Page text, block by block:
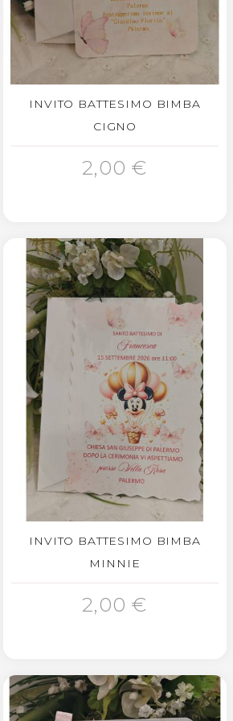
AGGIUNGI AL CARRELLO
INVITO BATTESIMO BIMBA
CIGNO
2,00 €
AGGIUNGI AL CARRELLO
INVITO BATTESIMO BIMBA
MINNIE
2,00 €